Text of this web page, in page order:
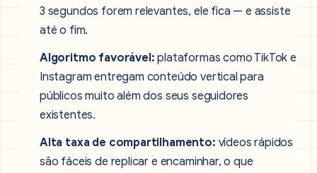
3 segundos forem relevantes, ele fica — e assiste
até o fim.
Algoritmo favorável: plataformas como TikTok e
Instagram entregam conteúdo vertical para
públicos muito além dos seus seguidores
existentes.
Alta taxa de compartilhamento: vídeos rápidos
são fáceis de replicar e encaminhar, o que